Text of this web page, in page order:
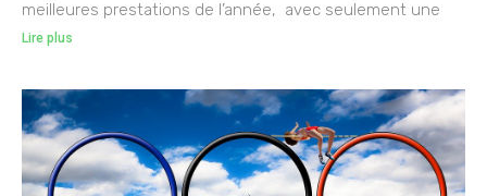
meilleures prestations de l’année, avec seulement une
Lire plus